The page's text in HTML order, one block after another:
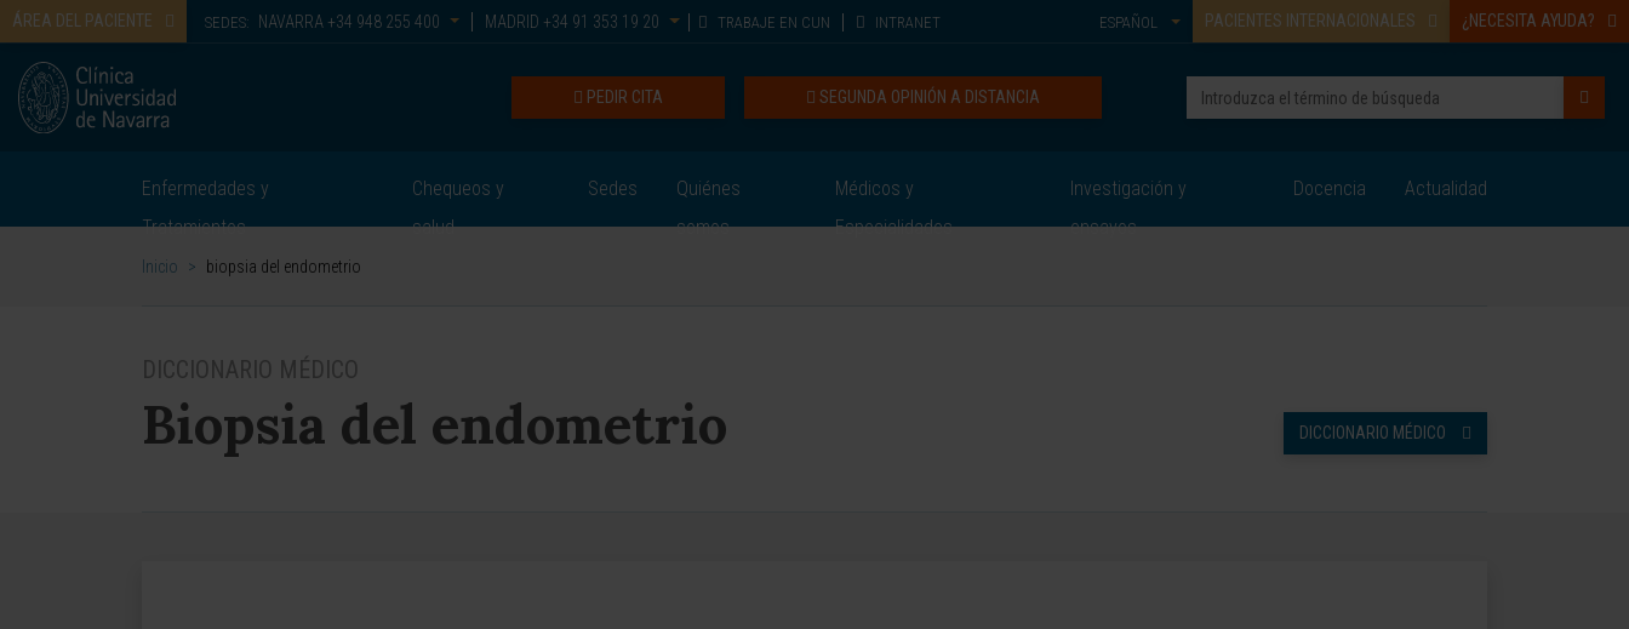
ÁREA DEL PACIENTE SEDES: NAVARRA +34 948 255 400 MADRID +34 91 353 19 20 TRABAJE EN CUN INTRANET PACIENTES INTERNACIONALES ¿NECESITA AYUDA?
ESPAÑOL
SEGUNDA OPINIÓN A DISTANCIA
PEDIR CITA
Enfermedades y
Tratamientos
Chequeos y
salud
Sedes
Quiénes
somos
Médicos y
Especialidades
Investigación y
ensayos
Docencia Actualidad
Inicio > biopsia del endometrio
DICCIONARIO MÉDICO
Biopsia del endometrio DICCIONARIO MÉDICO